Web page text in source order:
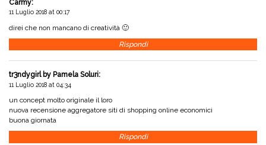
Carmy:
11 Luglio 2018 at 00:17
direi che non mancano di creatività 🙂
Rispondi
tr3ndygirl by Pamela Soluri:
11 Luglio 2018 at 04:34
un concept molto originale il loro
nuova recensione aggregatore siti di shopping online economici
buona giornata
Rispondi